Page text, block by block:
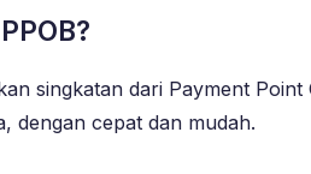
singkatan dari Payment
dengan cepat dan mudah.